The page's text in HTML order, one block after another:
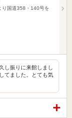
り国道358・140号を
し振りに来館しまし
てました。とても気